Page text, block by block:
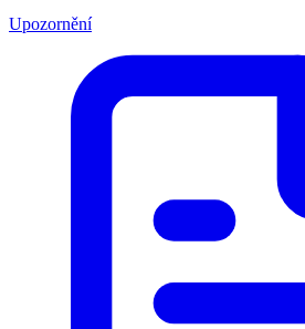
Upozornění